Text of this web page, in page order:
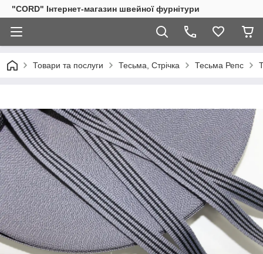
"CORD" Інтернет-магазин швейної фурнітури
Товари та послуги Тесьма, Стрічка Тесьма Репс